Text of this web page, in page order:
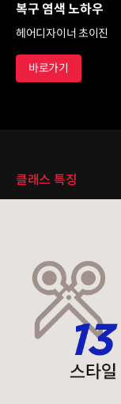
복구 염색 노하우
헤어디자이너 초이진
바로가기
클래스 특징